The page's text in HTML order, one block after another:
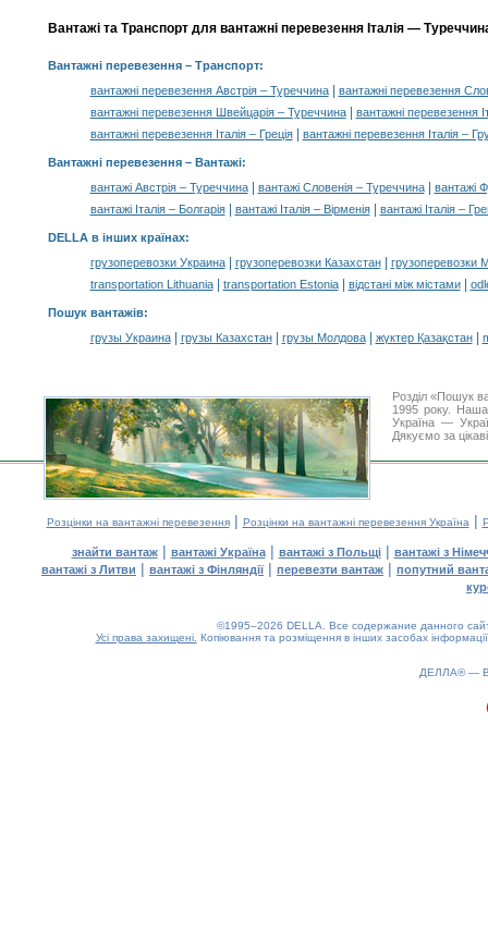
Вантажі та Транспорт для вантажні перевезення Італія —
Вантажні перевезення– Транспорт:
вантажні перевезення Австрія – Туреччина|
вантажні перевезення
вантажні перевезення Швейцарія – Туреччина|
вантажні перевезення
вантажні перевезення Італія – Греція| вантажні перевезення Італія –
Вантажні перевезення – Вантажі:
вантажі Австрія – Туреччина| вантажі Словенія – Туреччина|
вантажі
вантажі Італія – Болгарія| вантажі Італія – Вірменія| вантажі Італія –
DELLA в інших країнах:
грузоперевозки Украина| грузоперевозки Казахстан|
грузоперевозки
transportation Lithuania| transportation Estonia| відстані між містами|
Пошук вантажів:
грузы Украина| грузы Казахстан| грузы Молдова| жүктер Қазақстан|
Розділ «Пошук
1995 року. Наша
Україна —
Дякуємо за
Розцінки на вантажні перевезення| Розцінки на вантажні перевезення Україна |
знайти вантаж| вантажі Україна| вантажі з Польщі| вантажі з
вантажі з Литви | вантажі з Фінляндії| перевезти вантаж | попутний
©1995–2026 DELLA. Все содержание данного
Усі права захищені. Копіювання та розміщення в інших засобах
ДЕЛЛА® —